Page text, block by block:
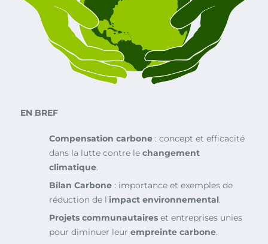
EN BREF
Compensation carbone : concept et efficacité
dans la lutte contre le changement
climatique.
Bilan Carbone : importance et exemples de
réduction de l’impact environnemental.
Projets communautaires et entreprises unies
pour diminuer leur empreinte carbone.